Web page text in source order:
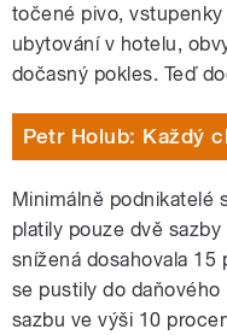
točené pivo,
ubytování v hotelu,
dočasný pokles. Teď
Petr Holub: Každý
Minimálně podnikatelé
platily pouze dvě sazby
snížená dosahovala
se pustily do
sazbu ve výši 10